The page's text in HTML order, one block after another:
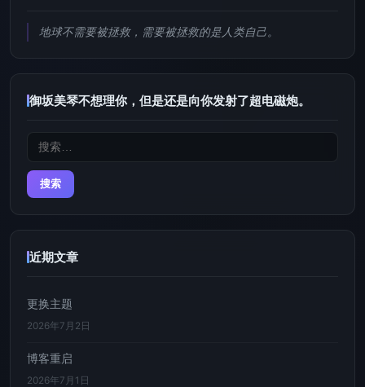
地球不需要被拯救，需要被拯救的是人类自己。
御坂美琴不想理你，但是还是向你发射了超电磁炮。
搜
近期文章
更换主题
2026年7月2日
博客重启
2026年7月1日